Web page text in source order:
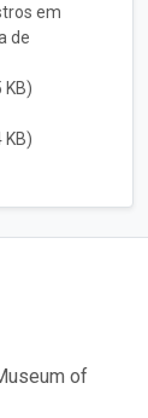
em
de
KB)
KB)
of